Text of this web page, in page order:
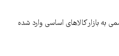
به بازار کالاهای اساسی وارد شده